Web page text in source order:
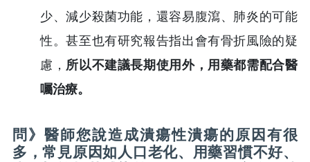
少、減少殺菌功能，還容易腹瀉、肺炎的可能
性。甚至也有研究報告指出會有骨折風險的疑
慮， 所以不建議長期使用外，用藥都需配合醫
囑治療。
問》醫師您說造成潰瘍性潰瘍的原因有很
多，常見原因如人口老化、用藥習慣不好、